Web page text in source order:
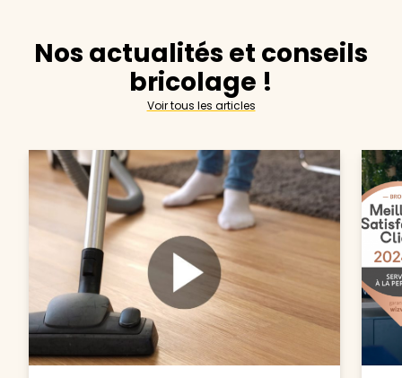
Nos actualités et conseils
bricolage !
Voir tous les articles